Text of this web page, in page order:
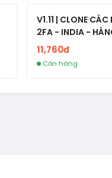
V1.11 | CLONE
2FA - INDIA -
11,760đ
Còn hàng